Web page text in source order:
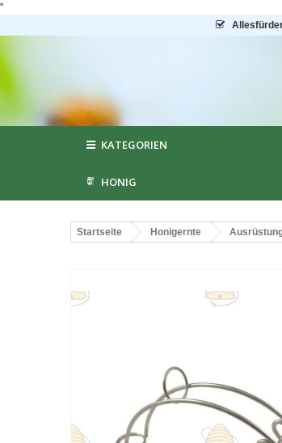
"
KATEGORIEN
HONIG
Startseite Honigernte